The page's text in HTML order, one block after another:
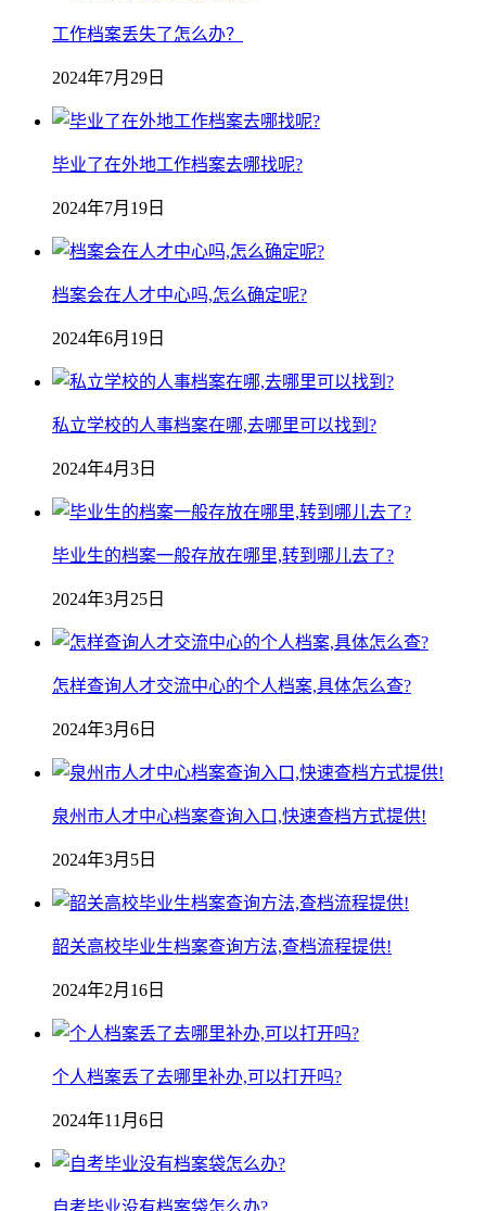
工作档案丢失了怎么办？
2024年7月29日
毕业了在外地工作档案去哪找呢?
2024年7月19日
档案会在人才中心吗,怎么确定呢?
2024年6月19日
私立学校的人事档案在哪,去哪里可以找到?
2024年4月3日
毕业生的档案一般存放在哪里,转到哪儿去了?
2024年3月25日
怎样查询人才交流中心的个人档案,具体怎么查?
2024年3月6日
泉州市人才中心档案查询入口,快速查档方式提供!
2024年3月5日
韶关高校毕业生档案查询方法,查档流程提供!
2024年2月16日
个人档案丢了去哪里补办,可以打开吗?
2024年11月6日
自考毕业没有档案袋怎么办?